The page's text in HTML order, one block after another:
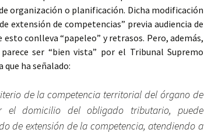
organización o planificación. Dicha modificación
extensión de competencias” previa audiencia de
conlleva “papeleo” y retrasos. Pero, además,
ser “bien vista” por el Tribunal Supremo
que ha señalado:
de la competencia territorial del órgano de
el domicilio del obligado tributario, puede
de extensión de la competencia, atendiendo a